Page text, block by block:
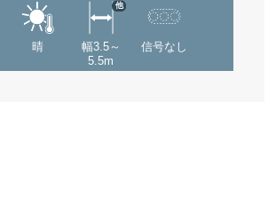
晴
幅3.5～
5.5m
他
信号なし